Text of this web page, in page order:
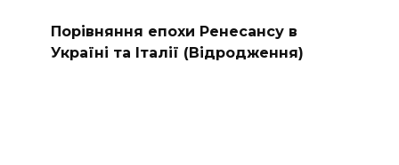
Порівняння епохи Ренесансу в
Україні та Італії (Відродження)